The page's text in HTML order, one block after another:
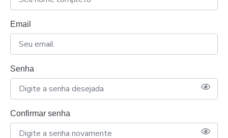
Email
Senha
Confirmar senha